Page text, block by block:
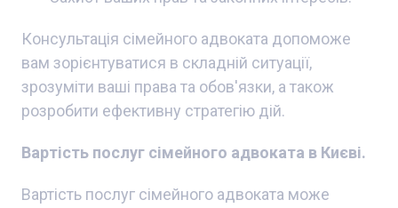
Консультація сімейного адвоката допоможе
вам зорієнтуватися в складній ситуації,
зрозуміти ваші права та обов'язки, а також
розробити ефективну стратегію дій.
Вартість послуг сімейного адвоката в Києві.
Вартість послуг сімейного адвоката може